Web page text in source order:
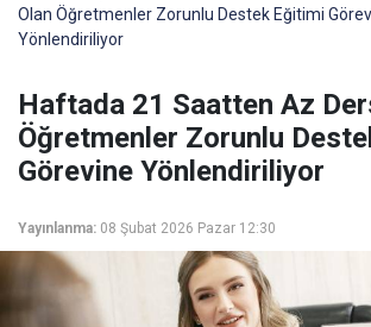
Olan Öğretmenler Zorunlu Destek Eğitimi
Yönlendiriliyor
Haftada 21 Saatten Az
Öğretmenler Zorunlu
Görevine Yönlendiriliyor
Yayınlanma: 08 Şubat 2026 Pazar 12:30